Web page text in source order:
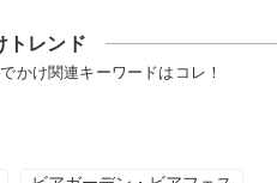
トレンド
かけ関連キーワードはコレ！